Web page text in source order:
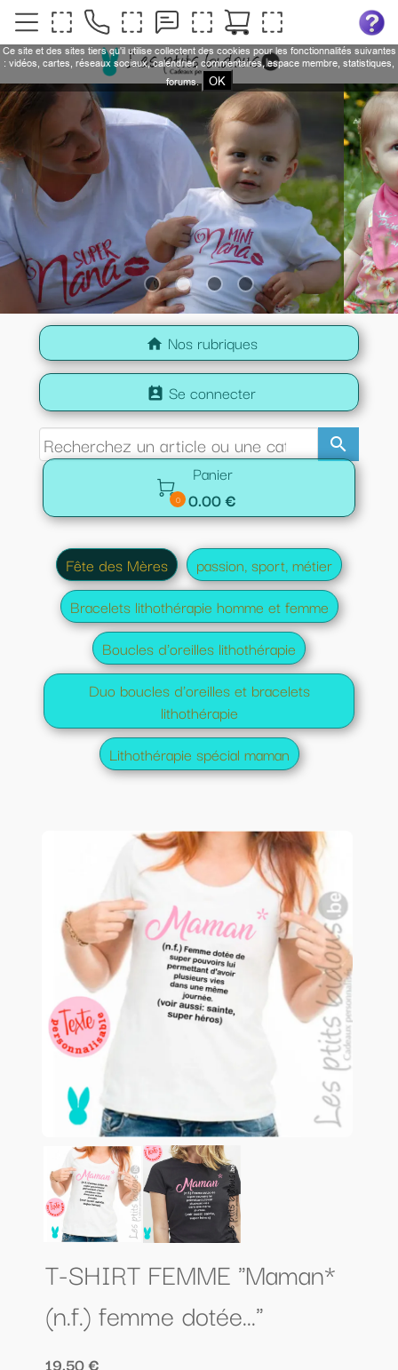
home Nos rubriques
search
perm_contact_calendar Se connecter

0
Panier
0.00 €
Fête des Mères
passion, sport, métier
Bracelets lithothérapie homme et femme
Boucles d'oreilles lithothérapie
Duo boucles d'oreilles et bracelets
lithothérapie
Lithothérapie spécial maman
T-SHIRT FEMME "Maman*
(n.f.) femme dotée..."
19.50 €
Ce site et des sites tiers qu'il utilise collectent des cookies pour les fonctionnalités suivantes
: vidéos, cartes, réseaux sociaux, calendrier, commentaires, espace membre, statistiques,
forums.
OK